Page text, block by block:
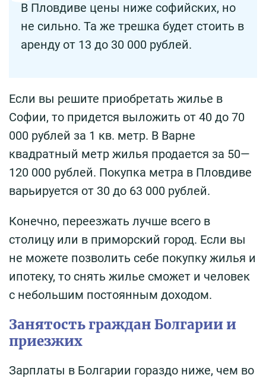
В Пловдиве цены ниже софийских, но
не сильно. Та же трешка будет стоить в
аренду от 13 до 30 000 рублей.
Если вы решите приобретать жилье в
Софии, то придется выложить от 40 до 70
000 рублей за 1 кв. метр. В Варне
квадратный метр жилья продается за 50—
120 000 рублей. Покупка метра в Пловдиве
варьируется от 30 до 63 000 рублей.
Конечно, переезжать лучше всего в
столицу или в приморский город. Если вы
не можете позволить себе покупку жилья и
ипотеку, то снять жилье сможет и человек
с небольшим постоянным доходом.
Занятость граждан Болгарии и
приезжих
Зарплаты в Болгарии гораздо ниже, чем во